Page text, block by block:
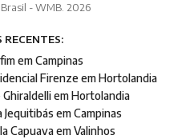
- WMB. 2026
RECENTES:
em Campinas
Firenze em Hortolandia
Ghiraldelli em Hortolandia
em Campinas
Capuava em Valinhos